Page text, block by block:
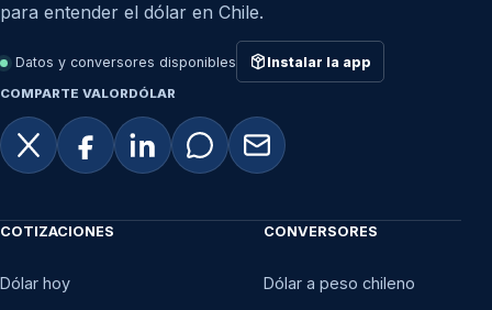
para entender el dólar en Chile.
Datos y conversores disponibles Instalar la app
COMPARTE VALORDÓLAR
COTIZACIONES
Dólar hoy
CONVERSORES
Dólar a peso chileno